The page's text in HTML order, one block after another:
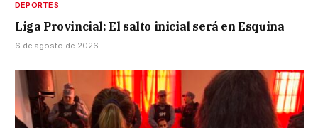
DEPORTES
Liga Provincial: El salto inicial será en Esquina
6 de agosto de 2026